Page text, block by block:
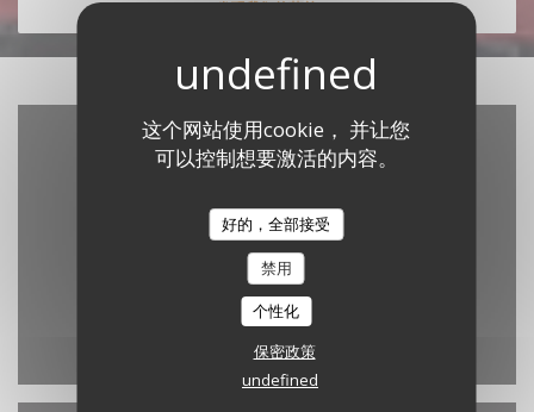
这个网站使用cookie， 并让您
可以控制想要激活的内容。
好的，全部接受
禁用
个性化
保密政策
undefined
发现我们的菜单
Waze Map 已禁用。